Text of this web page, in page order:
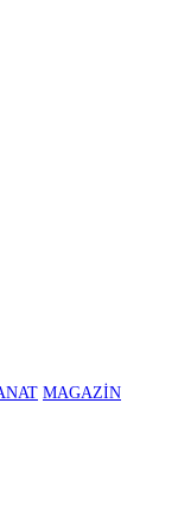
MAGAZİN